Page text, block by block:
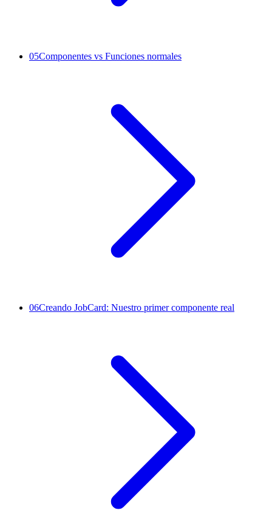
05Componentes vs Funciones normales
06Creando JobCard: Nuestro primer componente real